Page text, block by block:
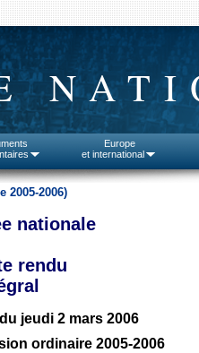
Europe
et international
2005-2006)
nationale
rendu
jeudi 2 mars 2006
ordinaire 2005-2006